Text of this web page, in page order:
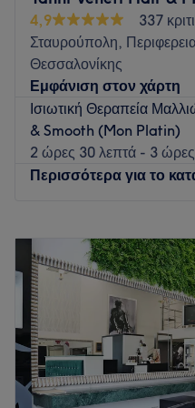
συναντούν την ακρίβεια και
Go
4,9
337
Σταυρούπολη,
Θεσσαλονίκης
Εμφάνιση στον χάρτη
Ισιωτική Θεραπεία
& Smooth (Mon Platin)
2 ώρες 30 λεπτά - 3
Περισσότερα για το
Τετάρτη
Παρασκευή
Σάββατο
Κυριακή
Ένα ωραίο hairstyle πάντα